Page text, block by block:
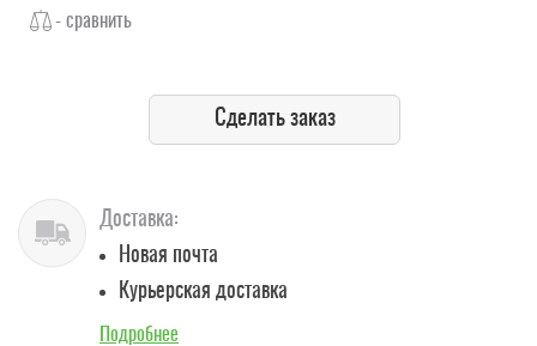
- сравнить
Сделать заказ
Доставка:
Новая почта
Курьерская доставка
Подробнее